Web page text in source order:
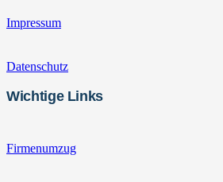
Impressum
Datenschutz
Wichtige Links
Firmenumzug